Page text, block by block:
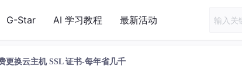
G-Star AI 学习教程 最新活动
更换云主机 SSL 证书-每年省几千